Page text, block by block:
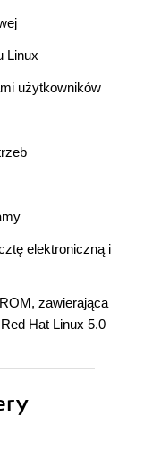
Linux
użytkowników
elektroniczną i
zawierająca
Hat Linux 5.0